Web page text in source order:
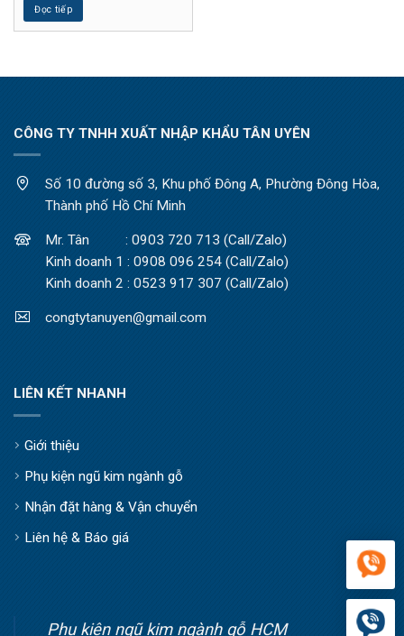
Đọc tiếp
CÔNG TY TNHH XUẤT NHẬP KHẨU TÂN UYÊN
Số 10 đường số 3, Khu phố Đông A, Phường Đông Hòa,
Thành phố Hồ Chí Minh
Mr. Tân : 0903 720 713 (Call/Zalo)
Kinh doanh 1 : 0908 096 254 (Call/Zalo)
Kinh doanh 2 : 0523 917 307 (Call/Zalo)
congtytanuyen@gmail.com
LIÊN KẾT NHANH
Giới thiệu
Phụ kiện ngũ kim ngành gỗ
Nhận đặt hàng & Vận chuyển
Liên hệ & Báo giá
Phụ kiện ngũ kim ngành gỗ HCM